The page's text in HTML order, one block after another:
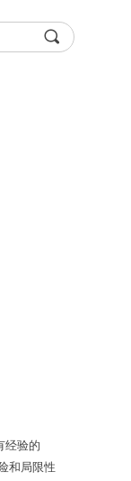
끠
经验的
和局限性